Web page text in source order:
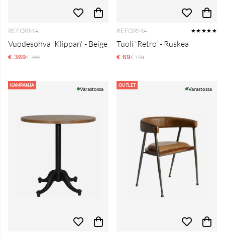
REFORMA
Vuodesohva 'Klippan' - Beige
€ 369Normaali hinta
€ 399
REFORMA ★★★★★
Tuoli 'Retro' - Ruskea
€ 69Normaali hinta
€ 159
KAMPANJA
Varastossa
OUTLET
Varastossa